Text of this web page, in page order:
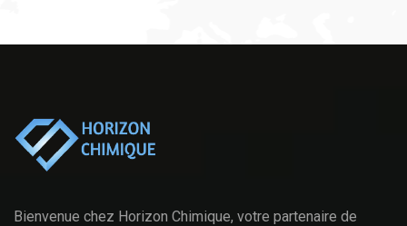
Bienvenue chez Horizon Chimique, votre partenaire de